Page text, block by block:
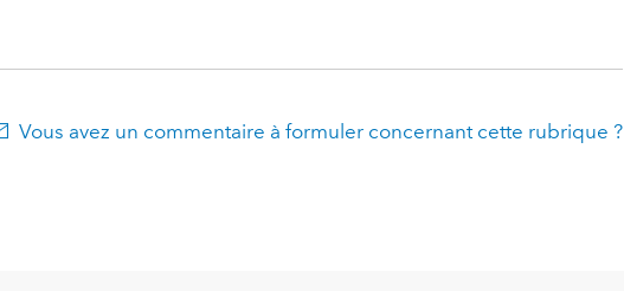
Vous avez un commentaire à formuler concernant cette rubrique ?